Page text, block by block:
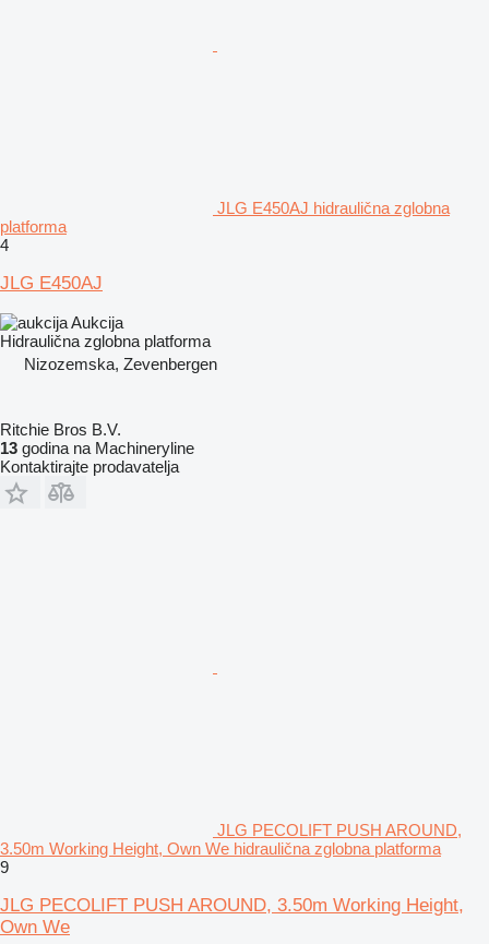
JLG E450AJ hidraulična zglobna
platforma
4
JLG E450AJ
Aukcija
Hidraulična zglobna platforma
Nizozemska, Zevenbergen
Ritchie Bros B.V.
13 godina na Machineryline
Kontaktirajte prodavatelja
JLG PECOLIFT PUSH AROUND,
3.50m Working Height, Own We hidraulična zglobna platforma
9
JLG PECOLIFT PUSH AROUND, 3.50m Working Height,
Own We